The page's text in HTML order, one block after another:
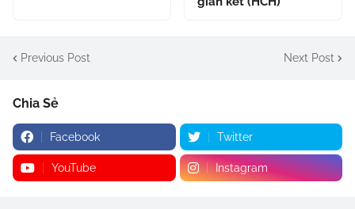
Previous Post Next Post
Chia Sẻ
Facebook Twitter
YouTube Instagram